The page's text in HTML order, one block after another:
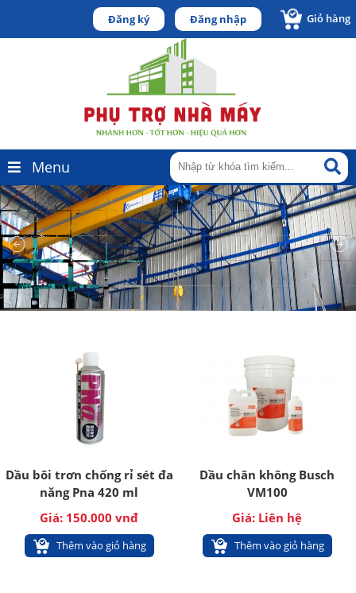
Giỏ hàng
Đăng ký Đăng nhập
Menu
Dầu bôi trơn chống rỉ sét đa
năng Pna 420 ml
Giá: 150.000 vnđ
Thêm vào giỏ hàng
Dầu chân không Busch
VM100
Giá: Liên hệ
Thêm vào giỏ hàng